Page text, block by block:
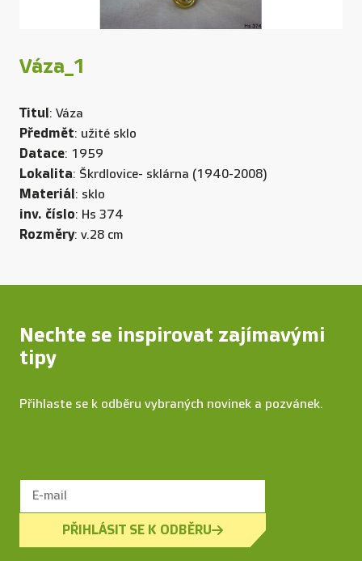
Váza_1
Titul: Váza
Předmět: užité sklo
Datace: 1959
Lokalita: Škrdlovice- sklárna (1940-2008)
Materiál: sklo
inv. číslo: Hs 374
Rozměry: v.28 cm
Nechte se inspirovat zajímavými
tipy
Přihlaste se k odběru vybraných novinek a pozvánek.
PŘIHLÁSIT SE K ODBĚRU